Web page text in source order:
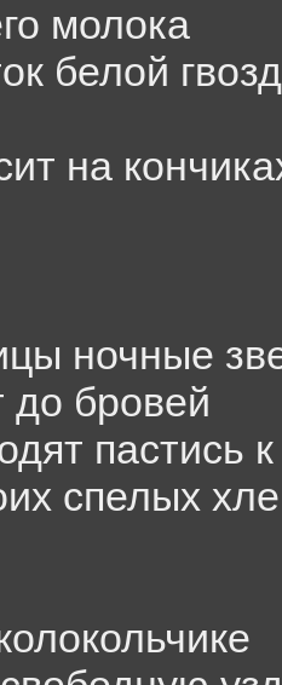
молока
белой
на
ночные
до бровей
пастись
спелых